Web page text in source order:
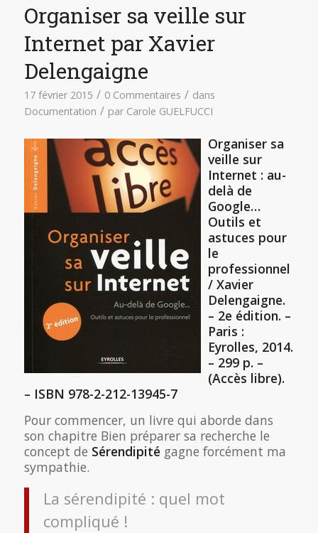
Organiser sa veille sur
Internet par Xavier
Delengaigne
17 février 2015 / 0 Commentaires / dans
Documentation / par Carole GUELFUCCI
Organiser sa
veille sur
Internet : au-
delà de
Google…
Outils et
astuces pour
le
professionnel
/ Xavier
Delengaigne.
– 2e édition. –
Paris :
Eyrolles, 2014.
– 299 p. –
(Accès libre).
– ISBN 978-2-212-13945-7
Pour commencer, un livre qui aborde dans
son chapitre Bien préparer sa recherche le
concept de Sérendipité gagne forcément ma
sympathie.
La sérendipité : quel mot
compliqué !